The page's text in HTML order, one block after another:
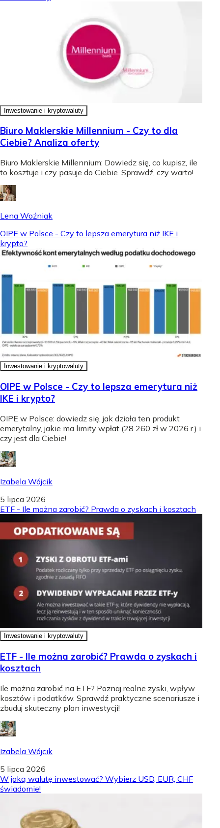
Inwestowanie i kryptowaluty
Biuro Maklerskie Millennium - Czy to dla
Ciebie? Analiza oferty
Biuro Maklerskie Millennium: Dowiedz się, co kupisz, ile
to kosztuje i czy pasuje do Ciebie. Sprawdź, czy warto!
Lena Woźniak
OIPE w Polsce - Czy to lepsza emerytura niż IKE i
krypto?
Inwestowanie i kryptowaluty
OIPE w Polsce - Czy to lepsza emerytura niż
IKE i krypto?
OIPE w Polsce: dowiedz się, jak działa ten produkt
emerytalny, jakie ma limity wpłat (28 260 zł w 2026 r.) i
czy jest dla Ciebie!
Izabela Wójcik
5 lipca 2026
ETF - Ile można zarobić? Prawda o zyskach i kosztach
Inwestowanie i kryptowaluty
ETF - Ile można zarobić? Prawda o zyskach i
kosztach
Ile można zarobić na ETF? Poznaj realne zyski, wpływ
kosztów i podatków. Sprawdź praktyczne scenariusze i
zbuduj skuteczny plan inwestycji!
Izabela Wójcik
5 lipca 2026
W jaką walutę inwestować? Wybierz USD, EUR, CHF
świadomie!